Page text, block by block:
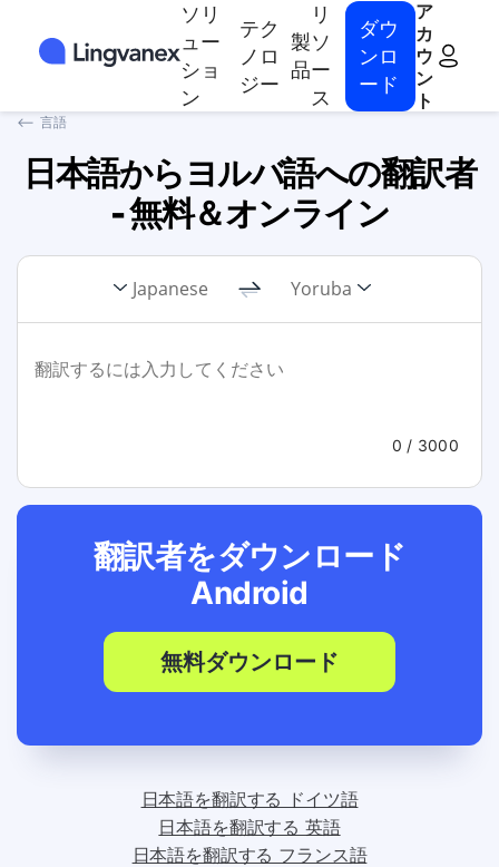
ソリ
ュー
ショ
ン
テク
ノロ
ジー
製
品
リ
ソ
ー
ス
ダウ
ンロ
ード
ア
カ
ウ
ン
ト
⟵ 言語
日本語からヨルバ語への翻訳者
- 無料＆オンライン
Japanese Yoruba
0 / 3000
翻訳者をダウンロード
Android
無料ダウンロード
日本語を翻訳する ドイツ語